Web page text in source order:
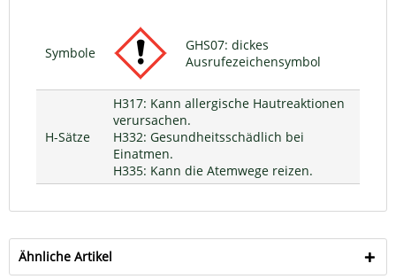
Symbole
GHS07: dickes
Ausrufezeichensymbol
H-Sätze
H317: Kann allergische Hautreaktionen
verursachen.
H332: Gesundheitsschädlich bei
Einatmen.
H335: Kann die Atemwege reizen.
Ähnliche Artikel